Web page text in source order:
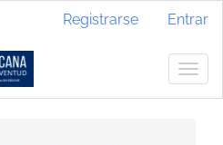
Registrarse Entrar